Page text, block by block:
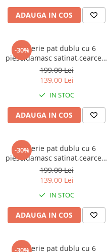
ADAUGA IN COS
-30%
Lenjerie pat dublu cu 6
piese,damasc satinat,cearceaf
cu elastic,dungi 1cm,gri
deschis-A1392
199,00 Lei
139,00 Lei
IN STOC
ADAUGA IN COS
-30%
Lenjerie pat dublu cu 6
piese,damasc satinat,cearceaf
cu elastic,dungi 1cm,mov-
A1394
199,00 Lei
139,00 Lei
IN STOC
ADAUGA IN COS
-30%
Lenjerie pat dublu cu 6